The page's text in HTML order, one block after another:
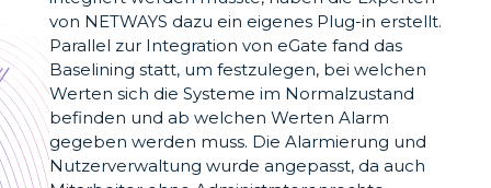
von NETWAYS dazu ein eigenes Plug-in erstellt.
Parallel zur Integration von eGate fand das
Baselining statt, um festzulegen, bei welchen
Werten sich die Systeme im Normalzustand
befinden und ab welchen Werten Alarm
gegeben werden muss. Die Alarmierung und
Nutzerverwaltung wurde angepasst, da auch